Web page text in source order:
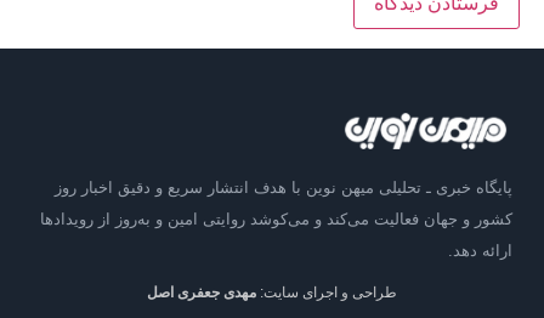
پایگاه خبری ـ تحلیلی میهن نوین با هدف انتشار سریع و دقیق اخبار روز
کشور و جهان فعالیت می‌کند و می‌کوشد روایتی امین و به‌روز از رویدادها
ارائه دهد.
طراحی و اجرای سایت: مهدی جعفری اصل